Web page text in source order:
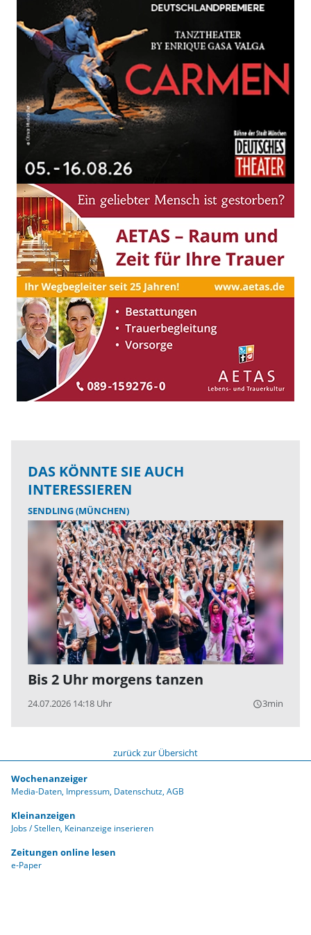
DAS KÖNNTE SIE AUCH
INTERESSIEREN
SENDLING (MÜNCHEN)
Bis 2 Uhr morgens tanzen
24.07.2026 14:18 Uhr query_builder3min
zurück zur Übersicht
Wochenanzeiger
Media-Daten Impressum Datenschutz AGB
Kleinanzeigen
Jobs / Stellen Keinanzeige inserieren
Zeitungen online lesen
e-Paper